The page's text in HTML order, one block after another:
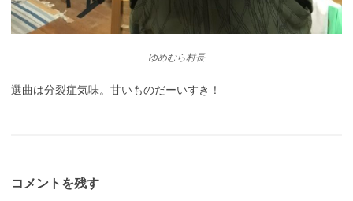
ゆめむら村長
選曲は分裂症気味。甘いものだーいすき！
コメントを残す